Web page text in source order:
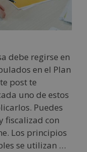
debe regirse en
en el Plan
post te
uno de estos
Puedes
fiscalizad con
Los principios
se utilizan …